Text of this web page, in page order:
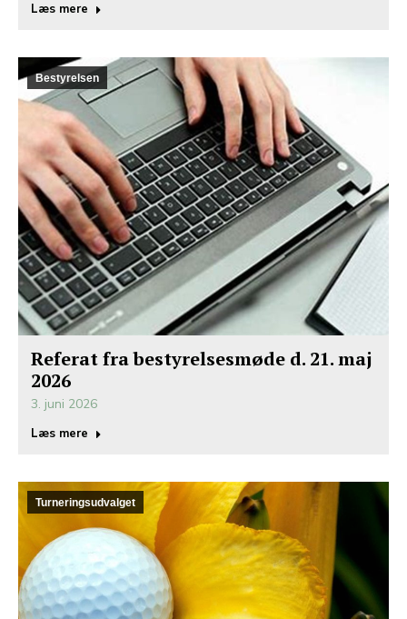
Læs mere
Bestyrelsen
Referat fra bestyrelsesmøde d. 21. maj
2026
3. juni 2026
Læs mere
Turneringsudvalget